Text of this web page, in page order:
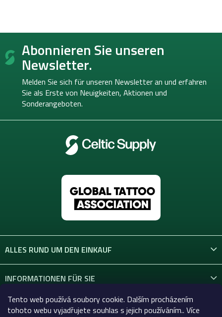
Tento web používá soubory cookie. Dalším procházením
tohoto webu vyjadřujete souhlas s jejich používáním.. Více
F
ß Abonnieren Sie unseren
Newsletter.
Melden Sie sich für unseren Newsletter an und erfahren
Sie als Erste von Neuigkeiten, Aktionen und
Sonderangeboten.
ALLES RUND UM DEN EINKAUF
INFORMATIONEN FÜR SIE
KONTAKT